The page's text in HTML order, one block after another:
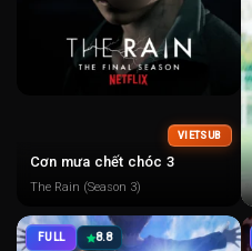
VIETSUB
Cơn mưa chết chóc 3
The Rain (Season 3)
FULL 8.8